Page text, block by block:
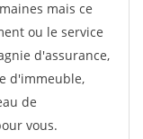
mais ce
ou le service
d'assurance,
d'immeuble,
de
vous.